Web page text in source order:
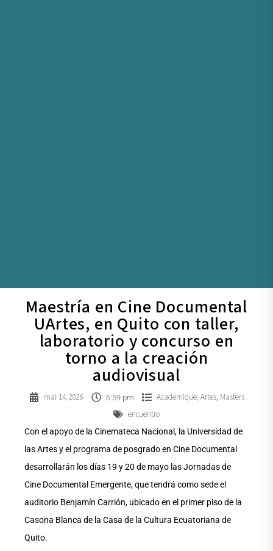
Maestría en Cine Documental
UArtes, en Quito con taller,
laboratorio y concurso en
torno a la creación
audiovisual
mai 14, 2026 6:59 pm Académique, Artes, Masters
encuentro
Con el apoyo de la Cinemateca Nacional, la Universidad de
las Artes y el programa de posgrado en Cine Documental
desarrollarán los días 19 y 20 de mayo las Jornadas de
Cine Documental Emergente, que tendrá como sede el
auditorio Benjamín Carrión, ubicado en el primer piso de la
Casona Blanca de la Casa de la Cultura Ecuatoriana de
Quito.